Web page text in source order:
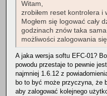
Witam,
zrobiłem reset kontrolera i
Mogłem się logować cały
godzinach znów taka
możliwości zalogowania
A jaka wersja softu EFC-01?
powodu przestaje to pewnie
najmniej 1.6.12 z
bo to być może przyczyna, że
aby zalogować kolejnego